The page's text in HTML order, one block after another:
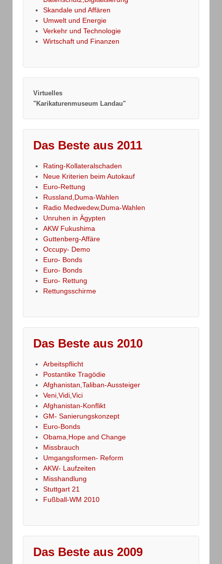
Skandale und Affären
Umwelt und Energie
Verkehr und Technologie
Wirtschaft und Finanzen
Virtuelles
"Karikaturenmuseum Landau"
Das Beste aus 2011
Rating-Kollateralschaden
Neue Kriterien beim Autokauf
Euro-Rettung
Russland,Duma-Wahlen
Radio Medwedew,Duma-Wahlen
Unruhen in Ägypten
AKW Fukushima
Guttenberg-Affäre
Occupy- Demo
Euro- Bonds
Euro- Bonds
Euro- Rettung
Rettungsschirme
Das Beste aus 2010
Arbeitspflicht
Postantike Tragödie
Afghanistan,Taliban-Aussteiger
Veni,Vidi,Vici
Afghanistan-Konflikt
GM- Sanierungskonzept
Euro-Bonds
Obama,Hope and Change
Missbrauch
Umgangsformen- Reform
AKW- Laufzeiten
Misshandlung
Stuttgart 21
Fußball-WM 2010
Das Beste aus 2009